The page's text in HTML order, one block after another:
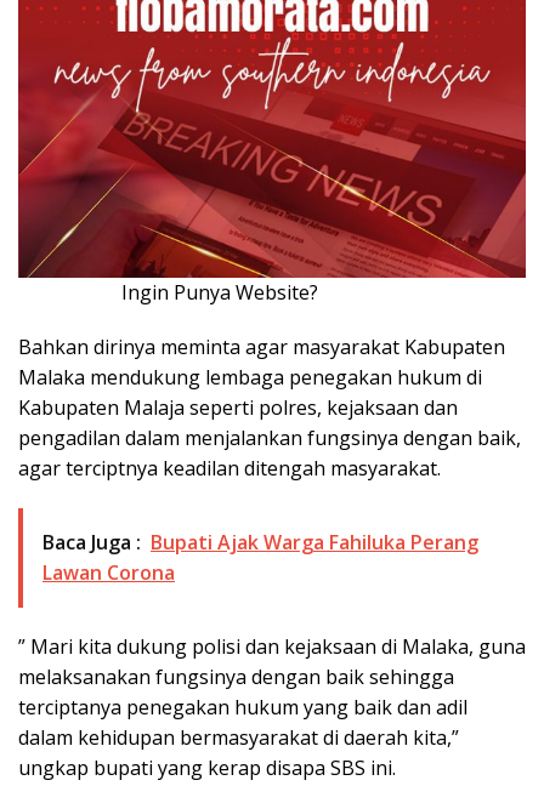
Ingin Punya Website?
Bahkan dirinya meminta agar masyarakat Kabupaten
Malaka mendukung lembaga penegakan hukum di
Kabupaten Malaja seperti polres, kejaksaan dan
pengadilan dalam menjalankan fungsinya dengan baik,
agar terciptnya keadilan ditengah masyarakat.
Baca Juga : Bupati Ajak Warga Fahiluka Perang
Lawan Corona
” Mari kita dukung polisi dan kejaksaan di Malaka, guna
melaksanakan fungsinya dengan baik sehingga
terciptanya penegakan hukum yang baik dan adil
dalam kehidupan bermasyarakat di daerah kita,”
ungkap bupati yang kerap disapa SBS ini.